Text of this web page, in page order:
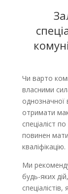
Чи варто
власними
однозначної
отримати
спеціаліст
повинен
кваліфікацію.
Ми
будь-яких